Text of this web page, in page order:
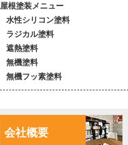
屋根塗装メニュー
水性シリコン塗料
ラジカル塗料
遮熱塗料
無機塗料
無機フッ素塗料
会社概要